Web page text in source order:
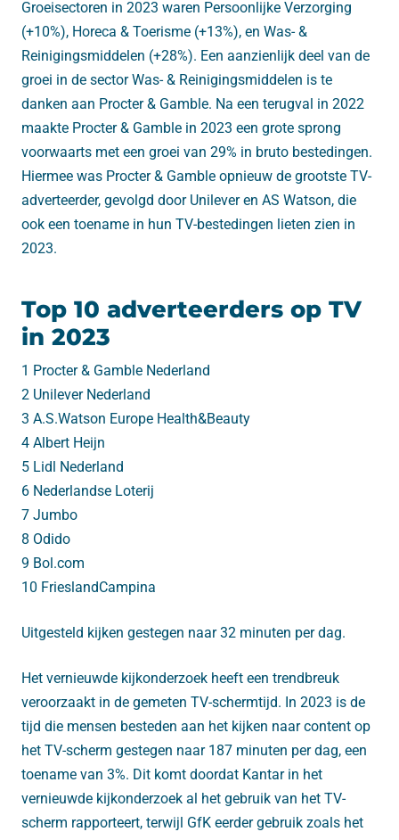
Groeisectoren in 2023 waren Persoonlijke Verzorging
(+10%), Horeca & Toerisme (+13%), en Was- &
Reinigingsmiddelen (+28%). Een aanzienlijk deel van de
groei in de sector Was- & Reinigingsmiddelen is te
danken aan Procter & Gamble. Na een terugval in 2022
maakte Procter & Gamble in 2023 een grote sprong
voorwaarts met een groei van 29% in bruto bestedingen.
Hiermee was Procter & Gamble opnieuw de grootste TV-
adverteerder, gevolgd door Unilever en AS Watson, die
ook een toename in hun TV-bestedingen lieten zien in
2023.
Top 10 adverteerders op TV
in 2023
1 Procter & Gamble Nederland
2 Unilever Nederland
3 A.S.Watson Europe Health&Beauty
4 Albert Heijn
5 Lidl Nederland
6 Nederlandse Loterij
7 Jumbo
8 Odido
9 Bol.com
10 FrieslandCampina
Uitgesteld kijken gestegen naar 32 minuten per dag.
Het vernieuwde kijkonderzoek heeft een trendbreuk
veroorzaakt in de gemeten TV-schermtijd. In 2023 is de
tijd die mensen besteden aan het kijken naar content op
het TV-scherm gestegen naar 187 minuten per dag, een
toename van 3%. Dit komt doordat Kantar in het
vernieuwde kijkonderzoek al het gebruik van het TV-
scherm rapporteert, terwijl GfK eerder gebruik zoals het